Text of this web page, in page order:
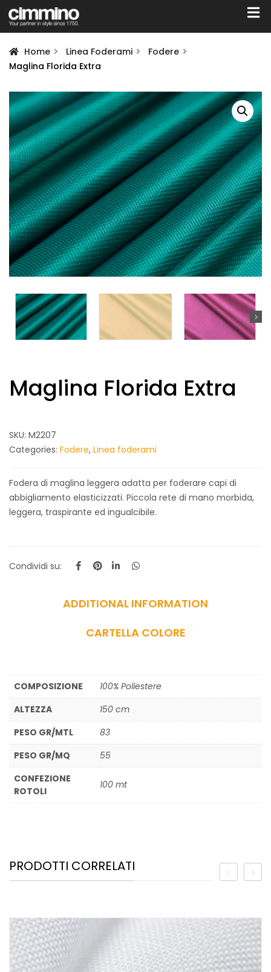
Home Linea Foderami
Fodere
Maglina Florida Extra
Maglina Florida Extra
SKU: M2207
Categories: Fodere, Linea foderami
Fodera di maglina leggera adatta per foderare capi di
abbigliamento elasticizzati. Piccola rete di mano morbida,
leggera, traspirante ed ingualcibile.
Condividi su:
ADDITIONAL INFORMATION
CARTELLA COLORE
COMPOSIZIONE
100% Poliestere
ALTEZZA
150 cm
PESO GR/MTL
83
PESO GR/MQ
55
CONFEZIONE
ROTOLI
100 mt
PRODOTTI CORRELATI